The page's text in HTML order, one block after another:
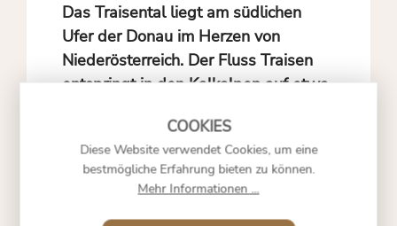
Das Traisental liegt am südlichen
Ufer der Donau im Herzen von
Niederösterreich. Der Fluss Traisen
entspringt in den Kalkalpen auf etwa
bei Traismauer in die Donau.
Die Region erstreckt sich zwischen
den Weinbaugebieten Kremstal und
Kamptal. Geschichtsträchtige Orte
Diese Website verwendet Cookies, um eine
bestmögliche Erfahrung bieten zu können.
Mehr Informationen ...